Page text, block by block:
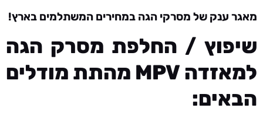
מאגר ענק של מסרקי הגה במחירים המשתלמים בארץ!
שיפוץ / החלפת מסרק הגה
למאזדה MPV מהתת מודלים
הבאים: